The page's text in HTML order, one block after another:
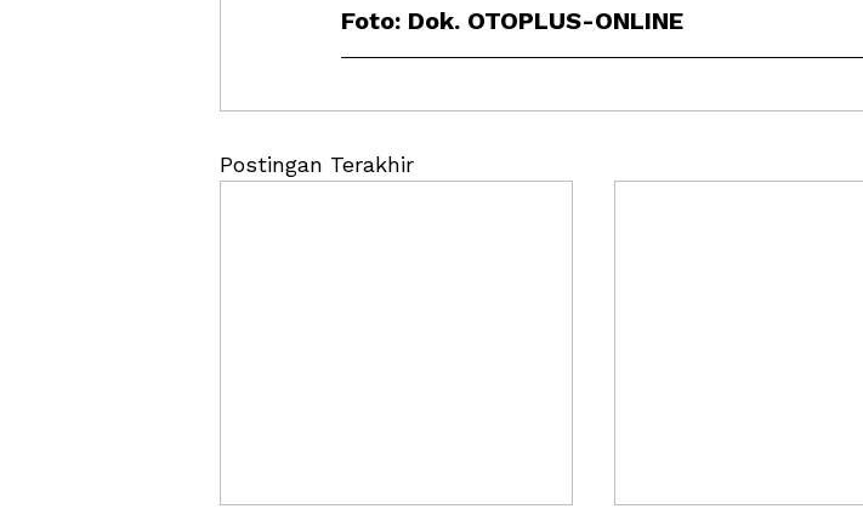
Foto: Dok. OTOPLUS-ONLINE
Postingan Terakhir